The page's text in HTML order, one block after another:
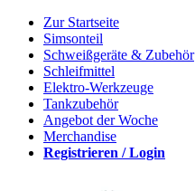
Zur Startseite
Simsonteil
Schweißgeräte & Zubehör
Schleifmittel
Elektro-Werkzeuge
Tankzubehör
Angebot der Woche
Merchandise
Registrieren / Login